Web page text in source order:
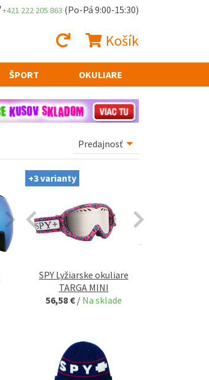
+421 222 205 863 (Po-Pá 9:00-15:30)
Košík
ŠPORT OKULIARE
+3 varianty
SPY Lyžiarske okuliare
TARGA MINI
56,58 € / Na sklade